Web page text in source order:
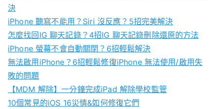
決
iPhone 聽寫不能用？Siri 沒反應？5招完美解決
怎麼找回IG 聊天記錄？4招IG 聊天記錄刪除還原的方法
iPhone 螢幕不會自動關閉？6招輕鬆解決
無法啟用iPhone？6招輕鬆修復iPhone 無法使用/啟用失
敗的問題
【MDM 解除】一分鐘完成iPad 解除學校監管
10個常見的iOS 16災情&如何修復它們